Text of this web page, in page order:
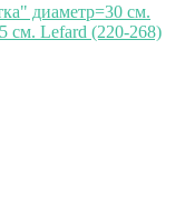
диаметр=30 см.
см. Lefard (220-268)